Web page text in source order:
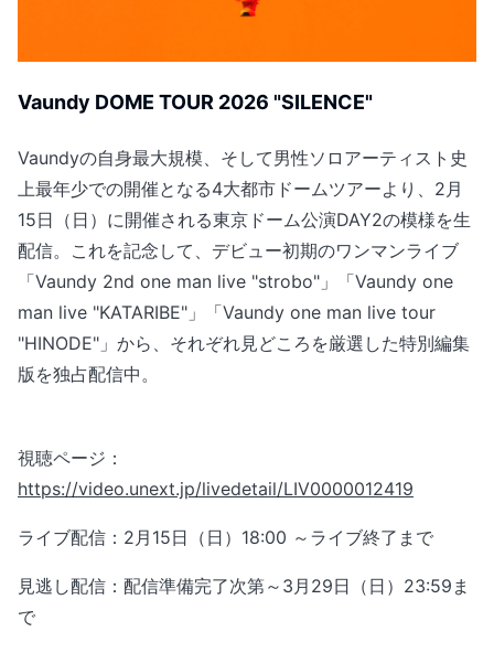
Vaundy DOME TOUR 2026 "SILENCE"
Vaundyの自身最大規模、そして男性ソロアーティスト史
上最年少での開催となる4大都市ドームツアーより、2月
15日（日）に開催される東京ドーム公演DAY2の模様を生
配信。これを記念して、デビュー初期のワンマンライブ
「Vaundy 2nd one man live "strobo"」「Vaundy one
man live "KATARIBE"」「Vaundy one man live tour
"HINODE"」から、それぞれ見どころを厳選した特別編集
版を独占配信中。
視聴ページ：
https://video.unext.jp/livedetail/LIV0000012419
ライブ配信：2月15日（日）18:00 ～ライブ終了まで
見逃し配信：配信準備完了次第～3月29日（日）23:59ま
で